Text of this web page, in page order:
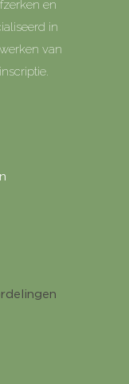
en
in
van